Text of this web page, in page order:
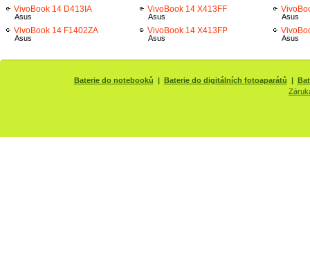
VivoBook 14 D413IA
Asus
VivoBook 14 F1402ZA
Asus
VivoBook 14 X413FF
Asus
VivoBook 14 X413FP
Asus
Asus
Asus
Baterie do notebooků | Baterie do digitálních fotoaparátů |